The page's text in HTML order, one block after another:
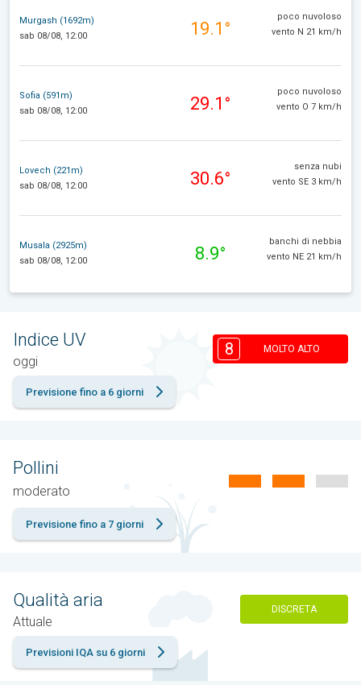
Murgash (1692m)
sab 08/08, 12:00
19.1°
poco nuvoloso
vento N 21 km/h
Sofia (591m)
sab 08/08, 12:00
29.1°
poco nuvoloso
vento O 7 km/h
Lovech (221m)
sab 08/08, 12:00
30.6°
senza nubi
vento SE 3 km/h
Musala (2925m)
sab 08/08, 12:00
8.9°
banchi di nebbia
vento NE 21 km/h
Indice UV
oggi
8 MOLTO ALTO
Previsione fino a 6 giorni
Pollini
moderato
Previsione fino a 7 giorni
Qualità aria
Attuale
DISCRETA
Previsioni IQA su 6 giorni